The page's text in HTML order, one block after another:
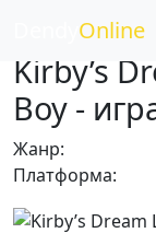
Online
Kirby’s
Boy -
Жанр:
Платформа: